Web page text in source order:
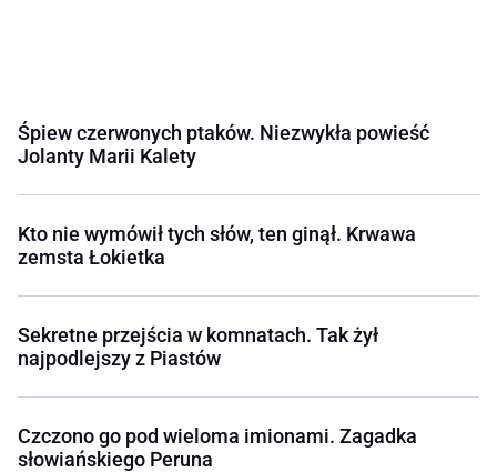
Śpiew czerwonych ptaków. Niezwykła powieść
Jolanty Marii Kalety
Kto nie wymówił tych słów, ten ginął. Krwawa
zemsta Łokietka
Sekretne przejścia w komnatach. Tak żył
najpodlejszy z Piastów
Czczono go pod wieloma imionami. Zagadka
słowiańskiego Peruna